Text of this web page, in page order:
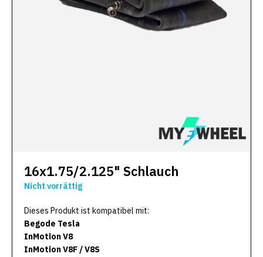
16x1.75/2.125" Schlauch
Nicht vorrättig
Dieses Produkt ist kompatibel mit:
Begode Tesla
InMotion V8
InMotion V8F / V8S